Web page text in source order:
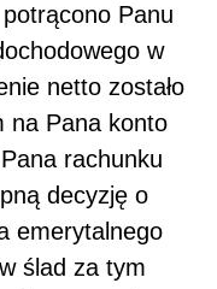
Panu
w
netto zostało
na Pana konto
rachunku
decyzję o
emerytalnego
ślad za tym